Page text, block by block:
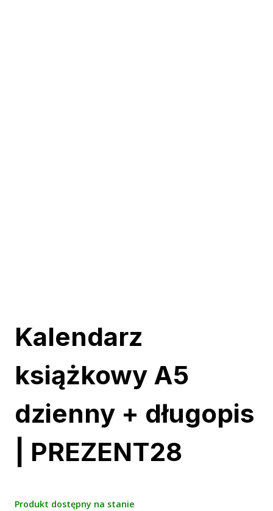
Kalendarz
książkowy A5
dzienny + długopis
| PREZENT28
Produkt dostępny na stanie